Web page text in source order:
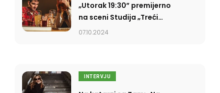
„Utorak 19:30” premijerno
na sceni Studija „Treći
Rog” u Novom Sadu
07.10.2024
INTERVJU